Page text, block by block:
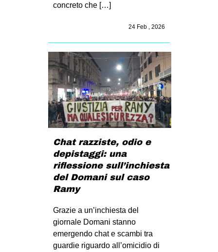
MIGRAZIONI
CULTURE
ARTE
CINEMA
MANIFESTI
MUSICA
RECENSIONI
INTERNAZIONALE
AMERICHE
EUROPA
concreto che […]
24 Feb , 2026
Chat razziste, odio e
depistaggi: una
riflessione sull’inchiesta
del Domani sul caso
Ramy
Grazie a un’inchiesta del
giornale Domani stanno
emergendo chat e scambi tra
guardie riguardo all’omicidio di